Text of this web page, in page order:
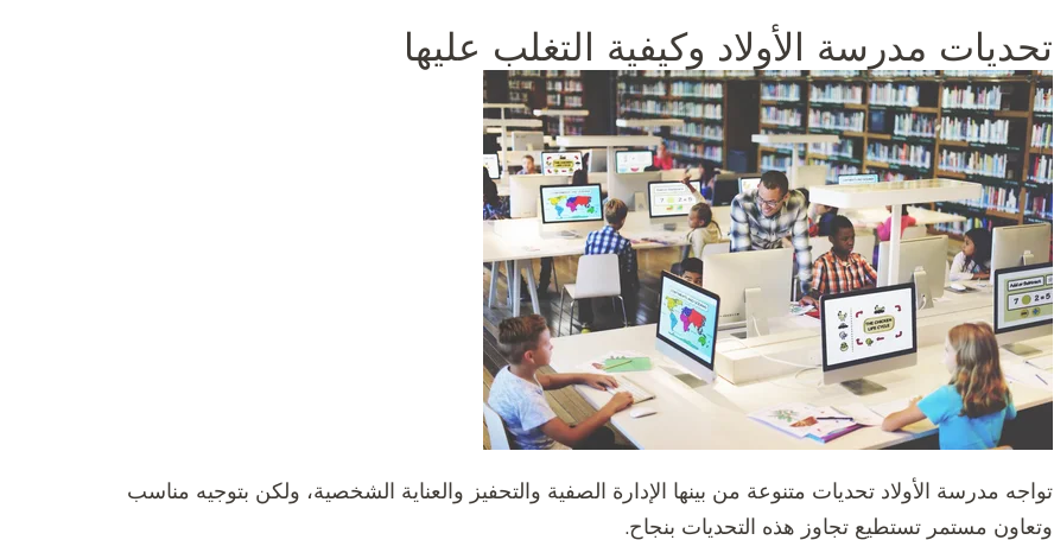
تحديات مدرسة الأولاد وكيفية التغلب عليها
تواجه مدرسة الأولاد تحديات متنوعة من بينها الإدارة الصفية والتحفيز والعناية الشخصية، ولكن بتوجيه مناسب
وتعاون مستمر تستطيع تجاوز هذه التحديات بنجاح.